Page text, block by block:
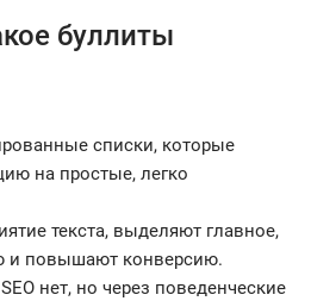
буллиты
списки, которые
на простые, легко
текста, выделяют главное,
и повышают конверсию.
нет, но через поведенческие